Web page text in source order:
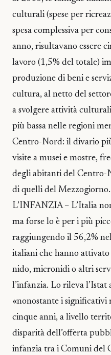
culturali (spese per
spesa complessiva per
anno, risultavano essere
lavoro (1,5% del totale)
produzione di beni e
cultura, al netto del
a svolgere attività
più bassa nelle regioni
Centro-Nord: il divario
visite a musei e mostre,
degli abitanti del Centro-
di quelli del Mezzogiorno.
L’INFANZIA – L’Italia
ma forse lo è per i più
raggiungendo il 56,2%
italiani che hanno
nido, micronidi o altri
l’infanzia. Lo rileva
«nonostante i
cinque anni, a livello
disparità dell’offerta
infanzia tra i Comuni del